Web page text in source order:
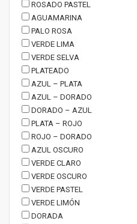
ROSADO PASTEL
AGUAMARINA
PALO ROSA
VERDE LIMA
VERDE SELVA
PLATEADO
AZUL – PLATA
AZUL – DORADO
DORADO – AZUL
PLATA – ROJO
ROJO – DORADO
AZUL OSCURO
VERDE CLARO
VERDE OSCURO
VERDE PASTEL
VERDE LIMÓN
DORADA